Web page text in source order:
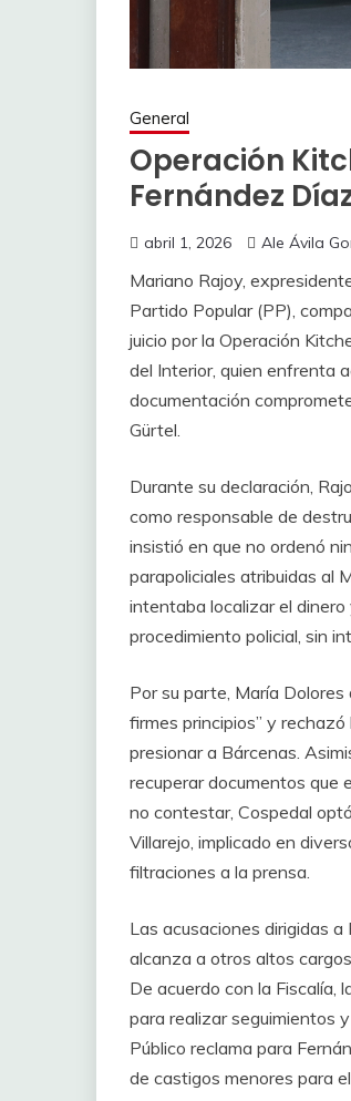
General
Operación
Fernández
abril 1, 2026 Ale Ávila
Mariano Rajoy,
Partido Popular (PP),
juicio por la Operación
del Interior, quien enfrenta
documentación
Gürtel.
Durante su declaración,
como responsable de
insistió en que no ordenó
parapoliciales atribuidas al
intentaba localizar el
procedimiento policial, sin
Por su parte, María
firmes principios” y
presionar a Bárcenas.
recuperar documentos que
no contestar, Cospedal
Villarejo, implicado en
filtraciones a la prensa.
Las acusaciones dirigidas
alcanza a otros altos
De acuerdo con la Fiscalía,
para realizar seguimientos
Público reclama para
de castigos menores para